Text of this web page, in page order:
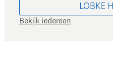
LOBKE
Bekijk iedereen